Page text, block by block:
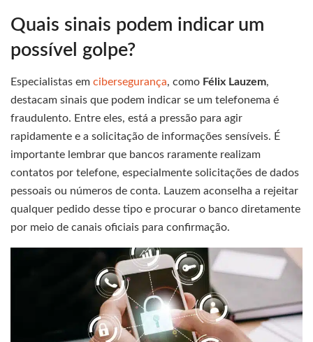
Quais sinais podem indicar um
possível golpe?
Especialistas em cibersegurança, como Félix Lauzem,
destacam sinais que podem indicar se um telefonema é
fraudulento. Entre eles, está a pressão para agir
rapidamente e a solicitação de informações sensíveis. É
importante lembrar que bancos raramente realizam
contatos por telefone, especialmente solicitações de dados
pessoais ou números de conta. Lauzem aconselha a rejeitar
qualquer pedido desse tipo e procurar o banco diretamente
por meio de canais oficiais para confirmação.